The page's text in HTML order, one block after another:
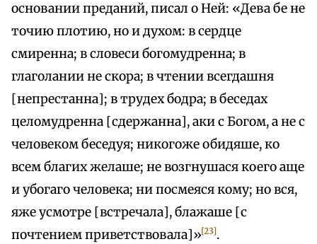
основании преданий, писал о Ней: «Дева бе не
точию плотию, но и духом: в сердце
смиренна; в словеси богомудренна; в
глаголании не скора; в чтении всегдашня
[непрестанна]; в трудех бодра; в беседах
целомудренна [сдержанна], аки с Богом, а не с
человеком беседуя; никогоже обидяше, ко
всем благих желаше; не возгнушася коего аще
и убогаго человека; ни посмеяся кому; но вся,
яже усмотре [встречала], блажаше [с
почтением приветствовала]»[23].